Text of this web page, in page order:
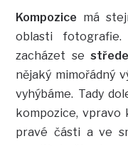
Kompozice má
oblasti
zacházet se
nějaký mimořádný
vyhýbáme. Tady
kompozice, vpravo
pravé části a ve